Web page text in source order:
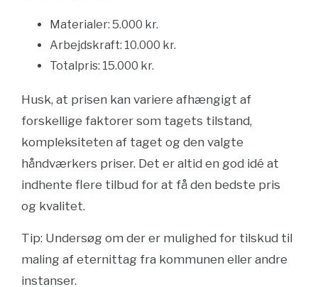
Materialer: 5.000 kr.
Arbejdskraft: 10.000 kr.
Totalpris: 15.000 kr.
Husk, at prisen kan variere afhængigt af
forskellige faktorer som tagets tilstand,
kompleksiteten af taget og den valgte
håndværkers priser. Det er altid en god idé at
indhente flere tilbud for at få den bedste pris
og kvalitet.
Tip: Undersøg om der er mulighed for tilskud til
maling af eternittag fra kommunen eller andre
instanser.